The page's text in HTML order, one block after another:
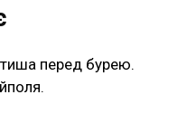
тиша перед бурею.